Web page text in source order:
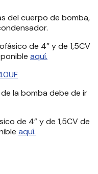
del cuerpo de bomba,
de 4” y de 1,5CV
aquí.
la bomba debe de ir
de 4” y de 1,5CV de
aquí.